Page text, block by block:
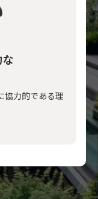
協力的である理